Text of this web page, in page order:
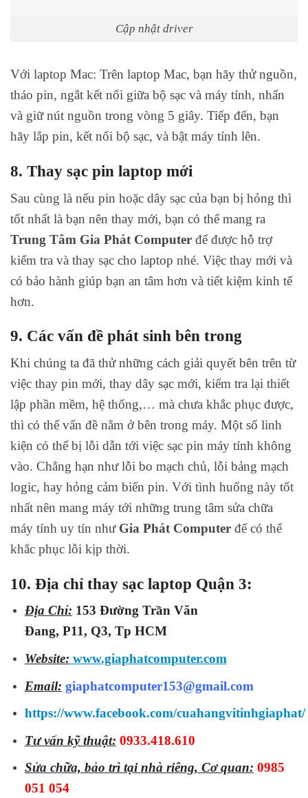
Cập nhật driver
Với laptop Mac: Trên laptop Mac, bạn hãy thử nguồn,
tháo pin, ngắt kết nối giữa bộ sạc và máy tính, nhấn
và giữ nút nguồn trong vòng 5 giây. Tiếp đến, bạn
hãy lắp pin, kết nối bộ sạc, và bật máy tính lên.
8. Thay sạc pin laptop mới
Sau cùng là nếu pin hoặc dây sạc của bạn bị hỏng thì
tốt nhất là bạn nên thay mới, bạn có thể mang ra
Trung Tâm Gia Phát Computer để được hỗ trợ
kiểm tra và thay sạc cho laptop nhé. Việc thay mới và
có bảo hành giúp bạn an tâm hơn và tiết kiệm kinh tế
hơn.
9. Các vấn đề phát sinh bên trong
Khi chúng ta đã thử những cách giải quyết bên trên từ
việc thay pin mới, thay dây sạc mới, kiểm tra lại thiết
lập phần mềm, hệ thống,… mà chưa khắc phục được,
thì có thể vấn đề nằm ở bên trong máy. Một số linh
kiện có thể bị lỗi dẫn tới việc sạc pin máy tính không
vào. Chẳng hạn như lỗi bo mạch chủ, lỗi bảng mạch
logic, hay hỏng cảm biến pin. Với tình huống này tốt
nhất nên mang máy tới những trung tâm sửa chữa
máy tính uy tín như Gia Phát Computer để có thể
khắc phục lỗi kịp thời.
10. Địa chỉ thay sạc laptop Quận 3:
Địa Chỉ: 153 Đường Trần Văn
Đang, P11, Q3, Tp HCM
Website: www.giaphatcomputer.com
Email: giaphatcomputer153@gmail.com
https://www.facebook.com/cuahangvitinhgiaphat/
Tư vấn kỹ thuật: 0933.418.610
Sửa chữa, bảo trì tại nhà riêng, Cơ quan: 0985
051 054